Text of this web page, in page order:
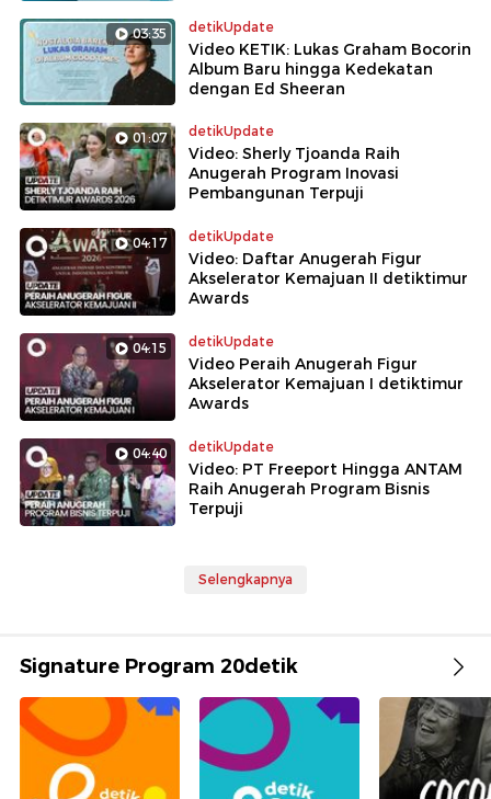
03:35 detikUpdate
Video KETIK: Lukas Graham Bocorin
Album Baru hingga Kedekatan
dengan Ed Sheeran
01:07 detikUpdate
Video: Sherly Tjoanda Raih
Anugerah Program Inovasi
Pembangunan Terpuji
04:17 detikUpdate
Video: Daftar Anugerah Figur
Akselerator Kemajuan II detiktimur
Awards
04:15 detikUpdate
Video Peraih Anugerah Figur
Akselerator Kemajuan I detiktimur
Awards
04:40 detikUpdate
Video: PT Freeport Hingga ANTAM
Raih Anugerah Program Bisnis
Terpuji
Selengkapnya
Signature Program 20detik